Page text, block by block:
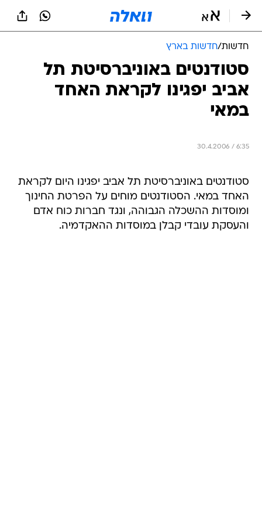
חדשות/חדשות בארץ
סטודנטים באוניברסיטת תל
אביב יפגינו לקראת האחד
במאי
30.4.2006 / 6:35
סטודנטים באוניברסיטת תל אביב יפגינו היום לקראת
האחד במאי. הסטודנטים מוחים על הפרטת החינוך
ומוסדות ההשכלה הגבוהה, ונגד חברות כוח אדם
והעסקת עובדי קבלן במוסדות ההאקדמיה.